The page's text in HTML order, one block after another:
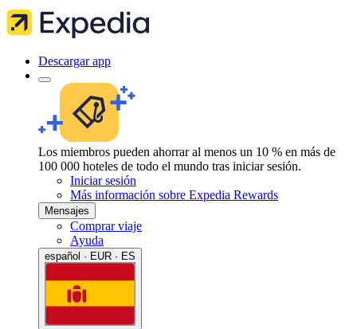
Descargar app
Los miembros pueden ahorrar al menos un 10 % en más de
100 000 hoteles de todo el mundo tras iniciar sesión.
Iniciar sesión
Más información sobre Expedia Rewards
Mensajes
Comprar viaje
Ayuda
español · EUR · ES